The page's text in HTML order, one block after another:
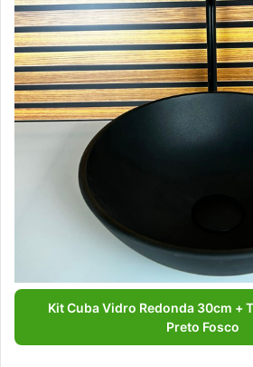
Kit Cuba Vidro Redonda 30cm +
Preto Fosco